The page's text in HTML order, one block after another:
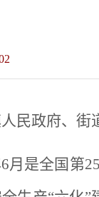
民政府、街
月是全国第